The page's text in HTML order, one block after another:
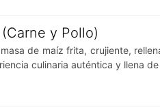
y Pollo)
de maíz frita, crujiente,
culinaria auténtica y llena